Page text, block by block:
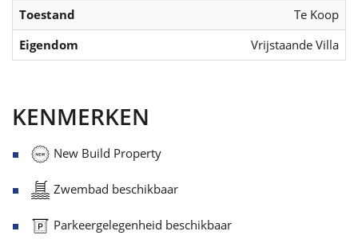
Toestand
Te Koop
Eigendom
Vrijstaande Villa
KENMERKEN
New Build Property
Zwembad beschikbaar
Parkeergelegenheid beschikbaar